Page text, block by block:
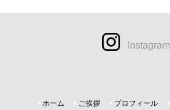
Instagram
ホーム ご挨拶 プロフィール